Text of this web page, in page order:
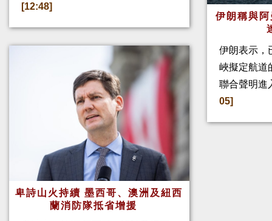
[12:48]
卑詩山火持續 墨西哥、澳洲及紐西
蘭消防隊抵省增援
伊朗稱與
伊朗表示，
峽擬定航道
聯合聲明進
05]